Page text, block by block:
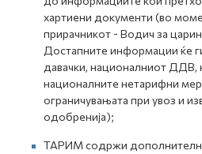
хартиени документи (во
прирачникот - Водич за
Достапните информации ќе
давачки, националниот ДДВ,
националните нетарифни
ограничувањата при увоз и
одобренија);
ТАРИМ содржи